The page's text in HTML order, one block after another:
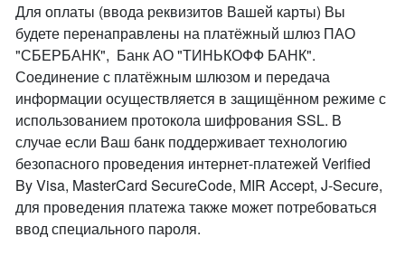
Для оплаты (ввода реквизитов Вашей карты) Вы
будете перенаправлены на платёжный шлюз ПАО
"СБЕРБАНК", Банк АО "ТИНЬКОФФ БАНК".
Соединение с платёжным шлюзом и передача
информации осуществляется в защищённом режиме с
использованием протокола шифрования SSL. В
случае если Ваш банк поддерживает технологию
безопасного проведения интернет-платежей Verified
By Visa, MasterCard SecureCode, MIR Accept, J-Secure,
для проведения платежа также может потребоваться
ввод специального пароля.